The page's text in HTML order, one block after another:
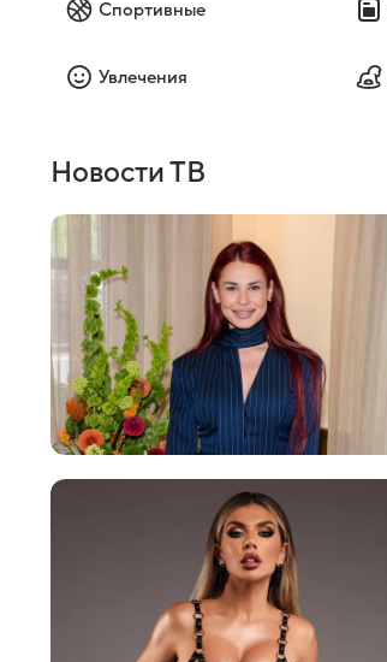
Спортивные
Увлечения
Новости ТВ